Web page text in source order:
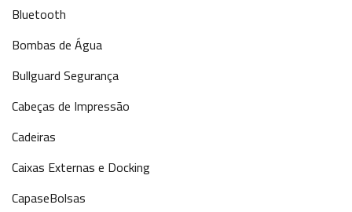
Bluetooth
Bombas de Água
Bullguard Segurança
Cabeças de Impressão
Cadeiras
Caixas Externas e Docking
CapaseBolsas